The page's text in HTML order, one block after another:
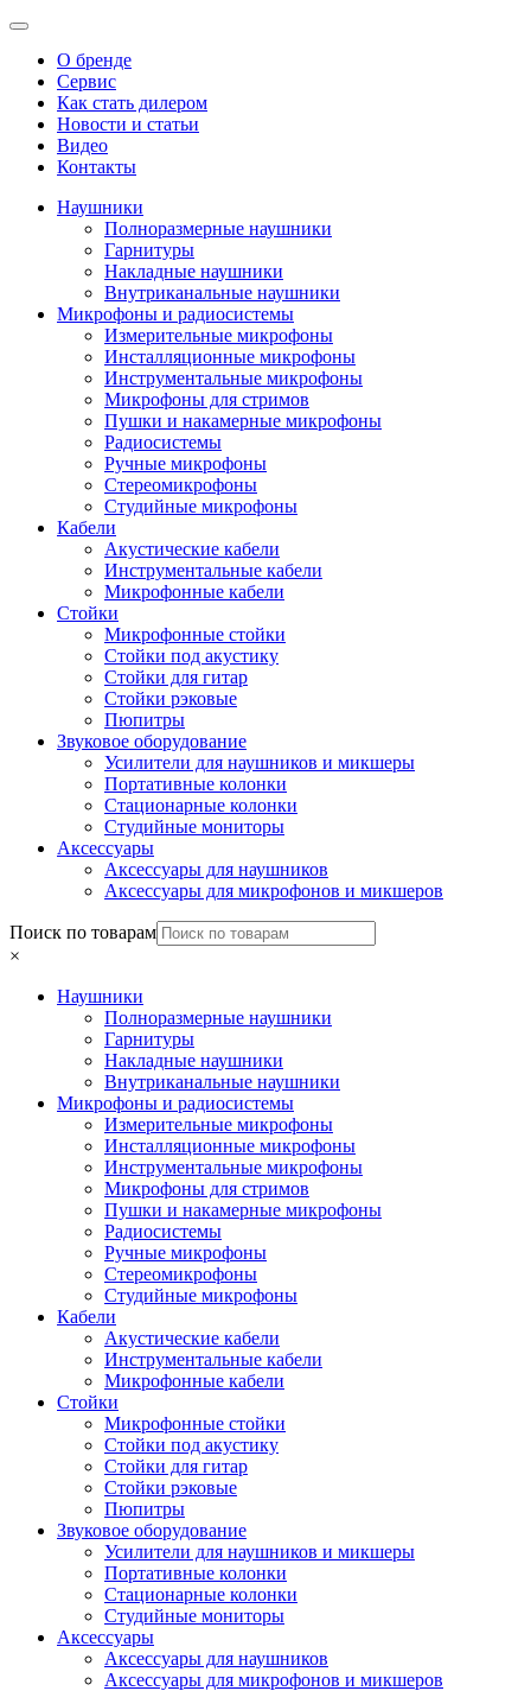
О бренде
Сервис
Как стать дилером
Новости и статьи
Видео
Контакты
Наушники
Полноразмерные наушники
Гарнитуры
Накладные наушники
Внутриканальные наушники
Микрофоны и радиосистемы
Измерительные микрофоны
Инсталляционные микрофоны
Инструментальные микрофоны
Микрофоны для стримов
Пушки и накамерные микрофоны
Радиосистемы
Ручные микрофоны
Стереомикрофоны
Студийные микрофоны
Кабели
Акустические кабели
Инструментальные кабели
Микрофонные кабели
Стойки
Микрофонные стойки
Стойки под акустику
Стойки для гитар
Стойки рэковые
Пюпитры
Звуковое оборудование
Усилители для наушников и микшеры
Портативные колонки
Стационарные колонки
Студийные мониторы
Аксессуары
Аксессуары для наушников
Аксессуары для микрофонов и микшеров
Поиск по товарам
×
Наушники
Полноразмерные наушники
Гарнитуры
Накладные наушники
Внутриканальные наушники
Микрофоны и радиосистемы
Измерительные микрофоны
Инсталляционные микрофоны
Инструментальные микрофоны
Микрофоны для стримов
Пушки и накамерные микрофоны
Радиосистемы
Ручные микрофоны
Стереомикрофоны
Студийные микрофоны
Кабели
Акустические кабели
Инструментальные кабели
Микрофонные кабели
Стойки
Микрофонные стойки
Стойки под акустику
Стойки для гитар
Стойки рэковые
Пюпитры
Звуковое оборудование
Усилители для наушников и микшеры
Портативные колонки
Стационарные колонки
Студийные мониторы
Аксессуары
Аксессуары для наушников
Аксессуары для микрофонов и микшеров